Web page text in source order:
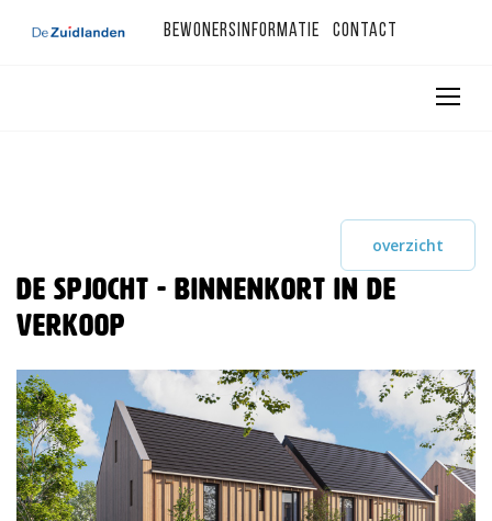
Bewonersinformatie Contact
overzicht
De Spjocht - binnenkort in de
verkoop